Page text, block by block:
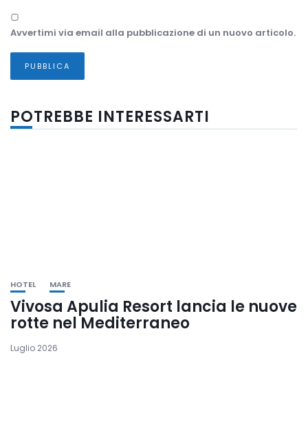
Avvertimi via email alla pubblicazione di un nuovo articolo.
POTREBBE INTERESSARTI
HOTEL MARE
Vivosa Apulia Resort lancia le nuove
rotte nel Mediterraneo
Luglio 2026